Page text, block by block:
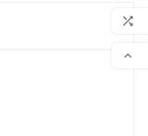

